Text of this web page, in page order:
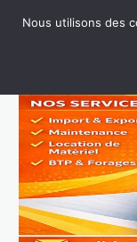
Nous utilisons des